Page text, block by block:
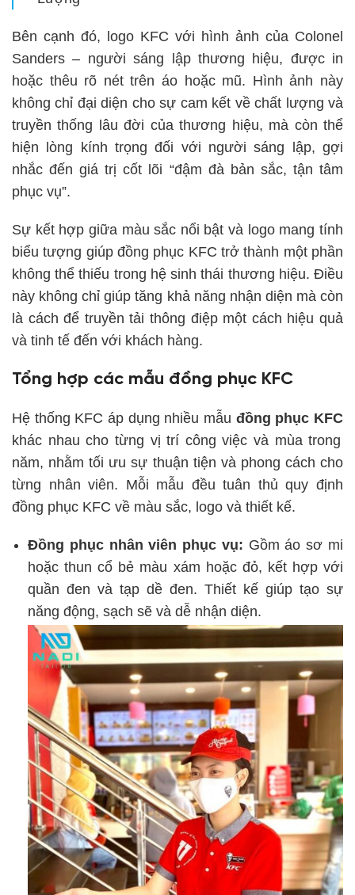
Bên cạnh đó, logo KFC với hình ảnh của Colonel
Sanders – người sáng lập thương hiệu, được in
hoặc thêu rõ nét trên áo hoặc mũ. Hình ảnh này
không chỉ đại diện cho sự cam kết về chất lượng và
truyền thống lâu đời của thương hiệu, mà còn thể
hiện lòng kính trọng đối với người sáng lập, gợi
nhắc đến giá trị cốt lõi “đậm đà bản sắc, tận tâm
phục vụ”.
Sự kết hợp giữa màu sắc nổi bật và logo mang tính
biểu tượng giúp đồng phục KFC trở thành một phần
không thể thiếu trong hệ sinh thái thương hiệu. Điều
này không chỉ giúp tăng khả năng nhận diện mà còn
là cách để truyền tải thông điệp một cách hiệu quả
và tinh tế đến với khách hàng.
Tổng hợp các mẫu đồng phục KFC
Hệ thống KFC áp dụng nhiều mẫu đồng phục KFC
khác nhau cho từng vị trí công việc và mùa trong
năm, nhằm tối ưu sự thuận tiện và phong cách cho
từng nhân viên. Mỗi mẫu đều tuân thủ quy định
đồng phục KFC về màu sắc, logo và thiết kế.
Đồng phục nhân viên phục vụ: Gồm áo sơ mi
hoặc thun cổ bẻ màu xám hoặc đỏ, kết hợp với
quần đen và tạp dề đen. Thiết kế giúp tạo sự
năng động, sạch sẽ và dễ nhận diện.